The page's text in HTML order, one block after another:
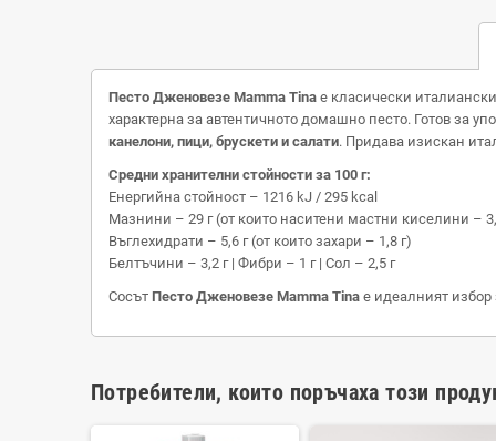
Песто Дженовезе Mamma Tina е класически
характерна за автентичното домашно песто. Готов за
канелони, пици, брускети и салати. Придава изискан
Средни хранителни стойности за 100 г:
Енергийна стойност – 1216 kJ / 295 kcal
Мазнини – 29 г (от които наситени мастни киселини –
Въглехидрати – 5,6 г (от които захари – 1,8 г)
Белтъчини – 3,2 г | Фибри – 1 г | Сол – 2,5 г
Сосът Песто Дженовезе Mamma Tina е идеалният избор
Потребители, които поръчаха този